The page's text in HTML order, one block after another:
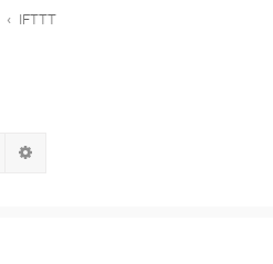
IFTTT
Suche